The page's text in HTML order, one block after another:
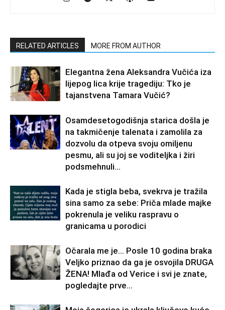
RELATED ARTICLES MORE FROM AUTHOR
Elegantna žena Aleksandra Vučića iza
lijepog lica krije tragediju: Tko je
tajanstvena Tamara Vučić?
Osamdesetogodišnja starica došla je
na takmičenje talenata i zamolila za
dozvolu da otpeva svoju omiljenu
pesmu, ali su joj se voditeljka i žiri
podsmehnuli...
Kada je stigla beba, svekrva je tražila
sina samo za sebe: Priča mlade majke
pokrenula je veliku raspravu o
granicama u porodici
Očarala me je… Posle 10 godina braka
Veljko priznao da ga je osvojila DRUGA
ŽENA! Mlađa od Verice i svi je znate,
pogledajte prve...